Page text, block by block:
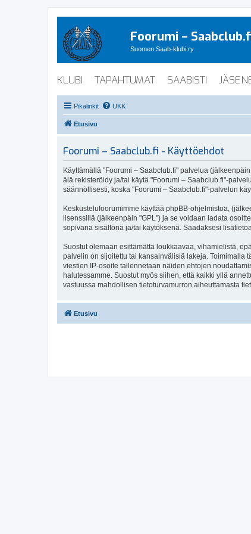
Foorumi –
Suomen Saab-klubi ry
KLUBI TAPAHTUMAT SAABISTI
Pikalinkit UKK
Etusivu
Foorumi – Saabclub.fi - Käyttöehdot
Käyttämällä "Foorumi – Saabclub.fi" palvelua
älä rekisteröidy ja/tai käytä "Foorumi – Saabclub.fi"-
säännöllisesti, koska "Foorumi – Saabclub.fi"-palvelun
Keskustelufoorumimme käyttää phpBB-ohjelmistoa,
lisenssillä (jälkeenpäin "GPL") ja se voidaan ladata
sopivana sisältönä ja/tai käytöksenä. Saadaksesi
Suostut olemaan esittämättä loukkaavaa, vihamielistä,
palvelin on sijoitettu tai kansainvälisiä lakeja. Toimimalla
viestien IP-osoite tallennetaan näiden ehtojen
halutessamme. Suostut myös siihen, että kaikki yllä
vastuussa mahdollisen tietoturvamurron aiheuttamasta
Etusivu